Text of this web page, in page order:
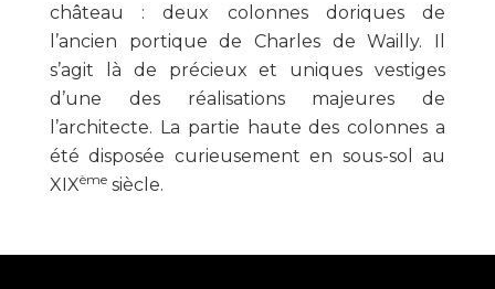
château : deux colonnes doriques de
l’ancien portique de Charles de Wailly. Il
s’agit là de précieux et uniques vestiges
d’une des réalisations majeures de
l’architecte. La partie haute des colonnes a
été disposée curieusement en sous-sol au
XIXèmesiècle.